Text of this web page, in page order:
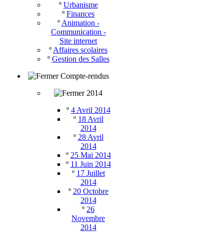
º Urbanisme
º Finances
º Animation -
Communication -
Site internet
º Affaires scolaires
º Gestion des Salles
Compte-rendus
2014
º 4 Avril 2014
º 18 Avril
2014
º 28 Avril
2014
º 25 Mai 2014
º 11 Juin 2014
º 17 Juillet
2014
º 20 Octobre
2014
º 26
Novembre
2014